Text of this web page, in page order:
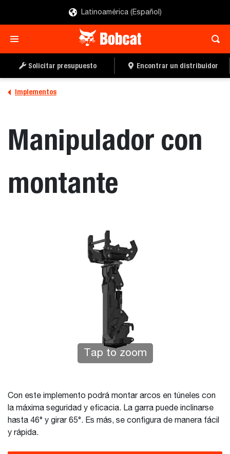
Latinoamérica (Español)
Solicitar presupuesto Encontrar un distribuidor
Implementos
Manipulador con
montante
Tap to zoom
Con este implemento podrá montar arcos en túneles con
la máxima seguridad y eficacia. La garra puede inclinarse
hasta 46° y girar 65°. Es más, se configura de manera fácil
y rápida.
LOCALIZAR UN